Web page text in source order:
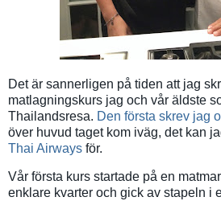
Det är sannerligen på tiden att jag
matlagningskurs jag och vår äldste
Thailandsresa. Den första skrev jag
över huvud taget kom iväg, det kan
Thai Airways för.
Vår första kurs startade på en
enklare kvarter och gick av stapeln i